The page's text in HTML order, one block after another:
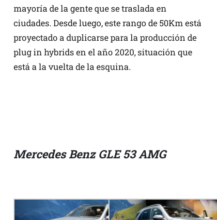
mayoría de la gente que se traslada en
ciudades. Desde luego, este rango de 50Km está
proyectado a duplicarse para la producción de
plug in hybrids en el año 2020, situación que
está a la vuelta de la esquina.
Mercedes Benz GLE 53 AMG